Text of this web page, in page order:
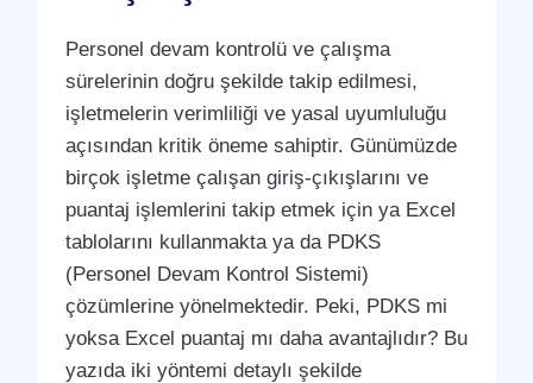
Personel devam kontrolü ve çalışma
sürelerinin doğru şekilde takip edilmesi,
işletmelerin verimliliği ve yasal uyumluluğu
açısından kritik öneme sahiptir. Günümüzde
birçok işletme çalışan giriş-çıkışlarını ve
puantaj işlemlerini takip etmek için ya Excel
tablolarını kullanmakta ya da PDKS
(Personel Devam Kontrol Sistemi)
çözümlerine yönelmektedir. Peki, PDKS mi
yoksa Excel puantaj mı daha avantajlıdır? Bu
yazıda iki yöntemi detaylı şekilde